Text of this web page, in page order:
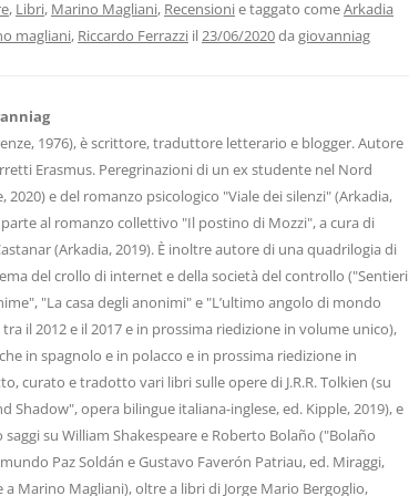
vi
di
, Libri, Marino Magliani, Recensionie taggato comeArkadia
magliani, Riccardo Ferrazzi il23/06/2020da giovanniag
1976), è scrittore, traduttore letterario e blogger. Autore
Erasmus. Peregrinazioni di un ex studente nel Nord
2020) e del romanzo psicologico "Viale dei silenzi" (Arkadia,
al romanzo collettivo "Il postino di Mozzi", a cura di
(Arkadia, 2019). È inoltre autore di una quadrilogia di
del crollo di internet e della società del controllo ("Sentieri
"La casa degli anonimi" e "L’ultimo angolo di mondo
il 2012 e il 2017 e in prossima riedizione in volume unico),
in spagnolo e in polacco e in prossima riedizione in
curato e tradotto vari libri sulle opere di J.R.R. Tolkien (su
Shadow", opera bilingue italiana-inglese, ed. Kipple, 2019), e
su William Shakespeare e Roberto Bolaño ("Bolaño
Paz Soldán e Gustavo Faverón Patriau, ed. Miraggi,
Marino Magliani), oltre a libri di Jorge Mario Bergoglio,